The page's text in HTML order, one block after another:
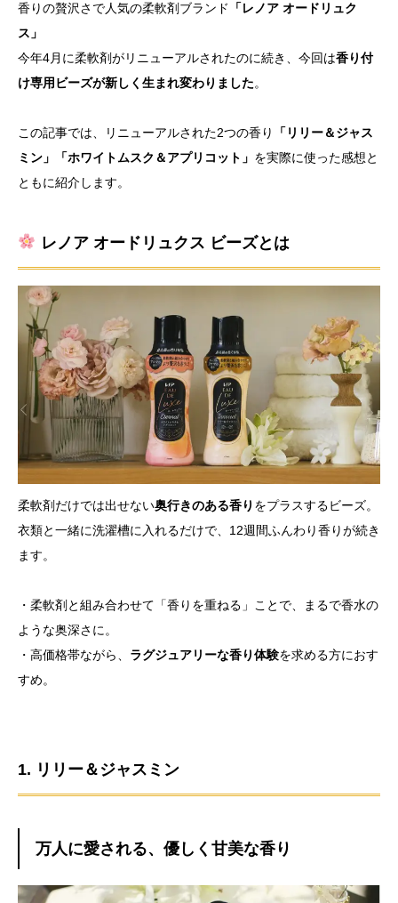
香りの贅沢さで人気の柔軟剤ブランド
「レノア オードリュク
ス」
今年4月に柔軟剤がリニューアルされたのに続き、今回は香り付
け専用ビーズが新しく生まれ変わりました。
この記事では、リニューアルされた2つの香り
「リリー＆ジャス
ミン」「ホワイトムスク＆アプリコット」 を実際に使った感想と
ともに紹介します。
レノア オードリュクス ビーズとは
柔軟剤だけでは出せない奥行きのある香り をプラスするビーズ。
衣類と一緒に洗濯槽に入れるだけで、12週間ふんわり香りが続き
ます。
・柔軟剤と組み合わせて「香りを重ねる」ことで、まるで香水の
ような奥深さに。
・高価格帯ながら、 ラグジュアリーな香り体験を求める方におす
すめ。
1. リリー＆ジャスミン
万人に愛される、優しく甘美な香り